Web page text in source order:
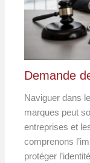
Demande
Naviguer dans
marques peut
entreprises et
comprenons
protéger